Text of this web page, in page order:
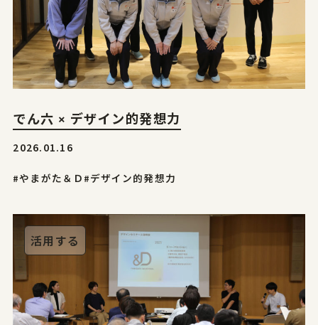
でん六 × デザイン的発想力
2026.01.16
#やまがた＆Ｄ #デザイン的発想力
活用する